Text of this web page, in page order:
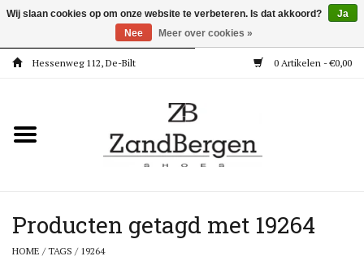
Hessenweg 112, De-Bilt 0 Artikelen - €0,00
Kleding
Meisjes
Jongens
Producten getagd met 19264
HOME /TAGS / 19264
Wij slaan cookies op om onze website te verbeteren. Is dat akkoord?
Ja
Nee
Meer over cookies »